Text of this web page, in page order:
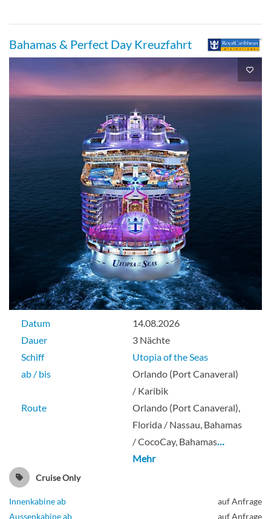
Bahamas & Perfect Day Kreuzfahrt
Datum
14.08.2026
Dauer
3 Nächte
Schiff
Utopia of the Seas
ab / bis
Orlando (Port Canaveral)
/ Karibik
Route
Orlando (Port Canaveral),
Florida / Nassau, Bahamas
/ CocoCay, Bahamas…
Mehr
Cruise Only
Innenkabine ab
auf Anfrage
Aussenkabine ab
auf Anfrage